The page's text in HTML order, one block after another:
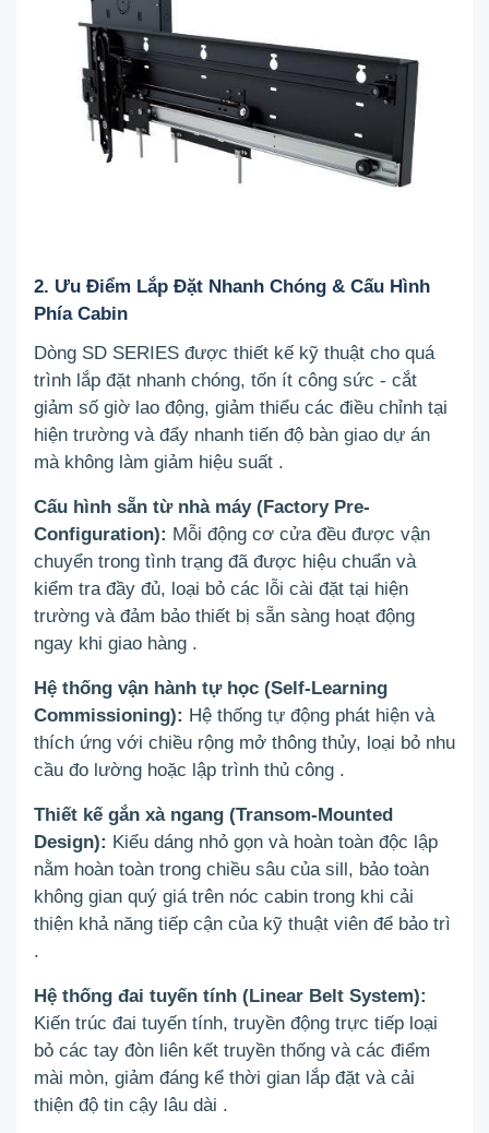
2. Ưu Điểm Lắp Đặt Nhanh Chóng & Cấu Hình
Phía Cabin
Dòng SD SERIES được thiết kế kỹ thuật cho quá
trình lắp đặt nhanh chóng, tốn ít công sức - cắt
giảm số giờ lao động, giảm thiểu các điều chỉnh tại
hiện trường và đẩy nhanh tiến độ bàn giao dự án
mà không làm giảm hiệu suất .
Cấu hình sẵn từ nhà máy (Factory Pre-
Configuration): Mỗi động cơ cửa đều được vận
chuyển trong tình trạng đã được hiệu chuẩn và
kiểm tra đầy đủ, loại bỏ các lỗi cài đặt tại hiện
trường và đảm bảo thiết bị sẵn sàng hoạt động
ngay khi giao hàng .
Hệ thống vận hành tự học (Self-Learning
Commissioning): Hệ thống tự động phát hiện và
thích ứng với chiều rộng mở thông thủy, loại bỏ nhu
cầu đo lường hoặc lập trình thủ công .
Thiết kế gắn xà ngang (Transom-Mounted
Design): Kiểu dáng nhỏ gọn và hoàn toàn độc lập
nằm hoàn toàn trong chiều sâu của sill, bảo toàn
không gian quý giá trên nóc cabin trong khi cải
thiện khả năng tiếp cận của kỹ thuật viên để bảo trì
.
Hệ thống đai tuyến tính (Linear Belt System):
Kiến trúc đai tuyến tính, truyền động trực tiếp loại
bỏ các tay đòn liên kết truyền thống và các điểm
mài mòn, giảm đáng kể thời gian lắp đặt và cải
thiện độ tin cậy lâu dài .